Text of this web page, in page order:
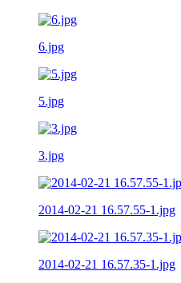
6.jpg
5.jpg
3.jpg
2014-02-21 16.57.55-1.jpg
2014-02-21 16.57.35-1.jpg